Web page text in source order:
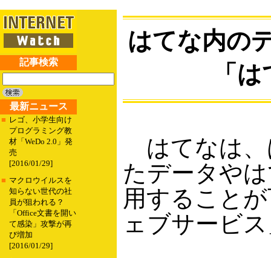
記事検索
最新ニュース
■ レゴ、小学生向け
プログラミング教
材「WeDo 2.0」発
売
[2016/01/29]
■ マクロウイルスを
知らない世代の社
員が狙われる？
「Office文書を開い
て感染」攻撃が再
び増加
[2016/01/29]
はてな内の
「
はてなは、
たデータや
用すること
ェブサービ